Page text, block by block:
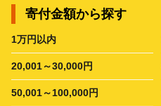
寄付金額から探す
1万円以内
20,001～30,000円
50,001～100,000円